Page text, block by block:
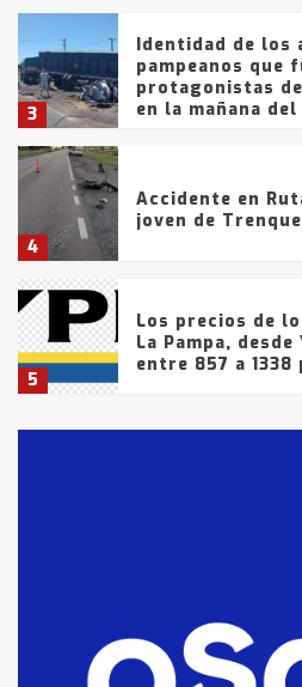
3
Identidad de los
pampeanos que
protagonistas
en la mañana
4
Accidente en
joven de
5
Los precios de
La Pampa,
entre 857 a 1338
fueron
comercialización
tarde del sábado